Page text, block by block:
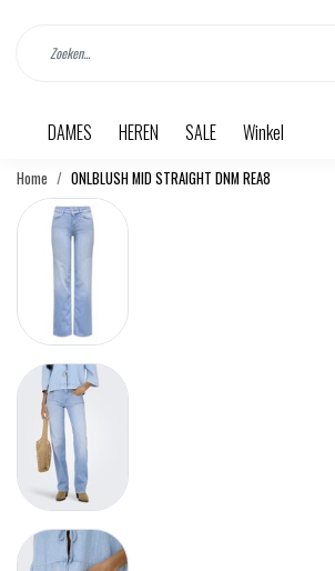
DAMES HEREN SALE Winkel
Home ONLBLUSH MID STRAIGHT DNM REA8